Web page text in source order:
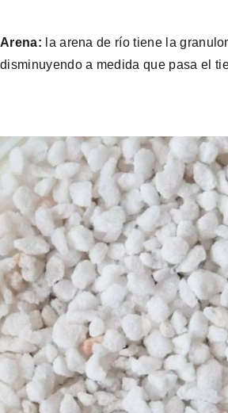
Arena: la arena de río tiene la
disminuyendo a medida que pasa el